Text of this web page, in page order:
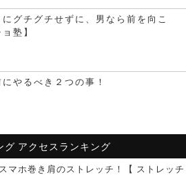
グチグチせずに、男なら前を向こ
塾】
やるべき２つの事！
グ アクセスランキング
マホ巻き肩のストレッチ！【 ストレッチ